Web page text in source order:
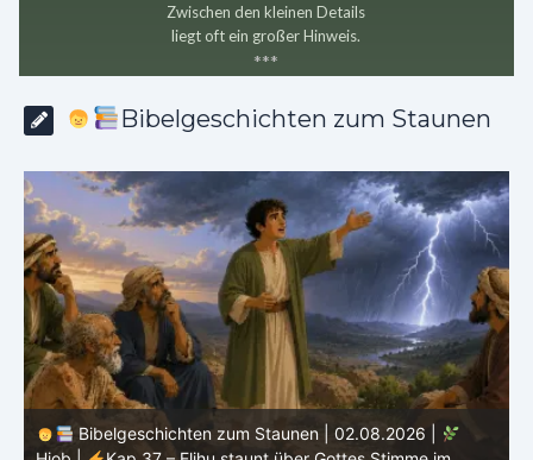
Zwischen den kleinen Details
liegt oft ein großer Hinweis.
***
Bibelgeschichten zum Staunen
Bibelgeschichten zum Staunen | 02.08.2026 |